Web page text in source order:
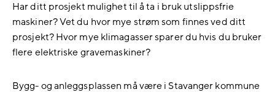
Har ditt prosjekt mulighet til å ta i bruk utslippsfrie
maskiner? Vet du hvor mye strøm som finnes ved ditt
prosjekt? Hvor mye klimagasser sparer du hvis du bruker
flere elektriske gravemaskiner?
Bygg- og anleggsplassen må være i Stavanger kommune